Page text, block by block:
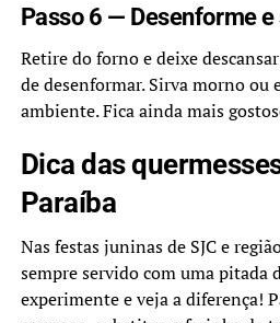
Passo 6 — Desenforme
Retire do forno e deixe
de desenformar. Sirva morno ou
ambiente. Fica ainda mais
Dica das
Paraíba
Nas festas juninas de SJC e
sempre servido com uma pitada
experimente e veja a diferença!